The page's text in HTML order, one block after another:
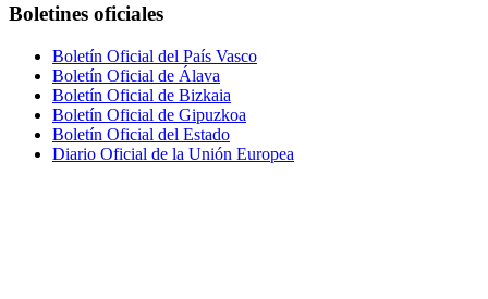
Boletines oficiales
Boletín Oficial del País Vasco
Boletín Oficial de Álava
Boletín Oficial de Bizkaia
Boletín Oficial de Gipuzkoa
Boletín Oficial del Estado
Diario Oficial de la Unión Europea